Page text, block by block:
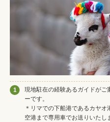
1
現地駐在の経験あるガイドがご
ーです。
＊リマでの下船港であるカヤオ
空港まで専用車でお送りいたし